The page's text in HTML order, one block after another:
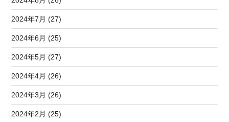
2024年7月 (27)
2024年6月 (25)
2024年5月 (27)
2024年4月 (26)
2024年3月 (26)
2024年2月 (25)